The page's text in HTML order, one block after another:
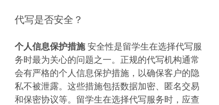
代写是否安全？
个人信息保护措施安全性是留学生在选择代写服
务时最为关心的问题之一。正规的代写机构通常
会有严格的个人信息保护措施，以确保客户的隐
私不被泄露。这些措施包括数据加密、匿名交易
和保密协议等。留学生在选择代写服务时，应查